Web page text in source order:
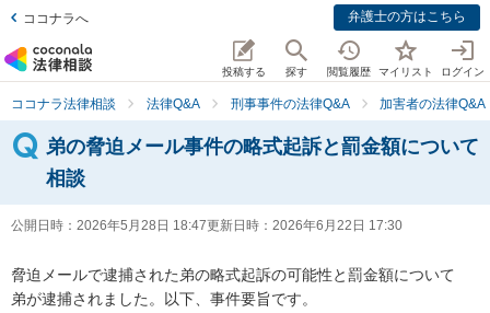
ココナラへ 弁護士の方はこちら
投稿する 探す 閲覧履歴 マイリスト ログイン
ココナラ法律相談 法律Q&A 刑事事件の法律Q&A 加害者の法律Q&A
弟の脅迫メール事件の略式起訴と罰金額について
相談
公開日時： 2026年5月28日 18:47更新日時： 2026年6月22日 17:30
脅迫メールで逮捕された弟の略式起訴の可能性と罰金額について
弟が逮捕されました。以下、事件要旨です。